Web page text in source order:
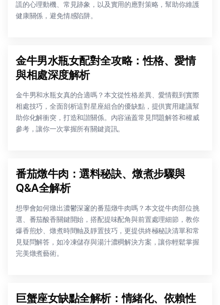
謊的心理動機、常見跡象，以及實用的應對策略，幫助你維護
健康關係，避免情感陷阱。
金牛男水瓶女配對全攻略：性格、愛情
與相處深度解析
金牛男和水瓶女真的合適嗎？本文從性格差異、愛情觀到實際
相處技巧，全面剖析這對星座組合的優缺點，提供實用建議幫
助你化解衝突，打造和諧關係。內容涵蓋常見問題解答和權威
參考，讓你一次掌握所有關鍵資訊。
番茄燉牛肉：選料秘訣、燉煮步驟與
Q&A全解析
想學會如何燉出濃鬱深邃的番茄燉牛肉嗎？本文從牛肉部位挑
選、番茄酸香關鍵開始，搭配提味配角與前置處理細節，教你
爆香煎炒、燉煮時間軸及靜置技巧，更提供終極秘訣清單和常
見疑問解答，如冷凍儲存與湯汁濃稠解決方案，讓你輕鬆掌握
完美燉煮藝術。
巨蟹座女缺點全解析：情緒化、依賴性